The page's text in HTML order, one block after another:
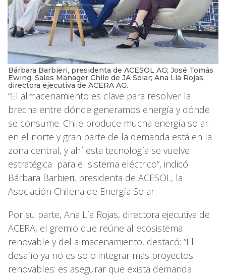
Bárbara Barbieri, presidenta de ACESOL AG; José Tomás
Ewing, Sales Manager Chile de JA Solar; Ana Lía Rojas,
directora ejecutiva de ACERA AG.
“El almacenamiento es clave para resolver la
brecha entre dónde generamos energía y dónde
se consume. Chile produce mucha energía solar
en el norte y gran parte de la demanda está en la
zona central, y ahí esta tecnología se vuelve
estratégica para el sistema eléctrico”, indicó
Bárbara Barbieri, presidenta de ACESOL, la
Asociación Chilena de Energía Solar.
Por su parte, Ana Lía Rojas, directora ejecutiva de
ACERA, el gremio que reúne al ecosistema
renovable y del almacenamiento, destacó: “El
desafío ya no es solo integrar más proyectos
renovables: es asegurar que exista demanda